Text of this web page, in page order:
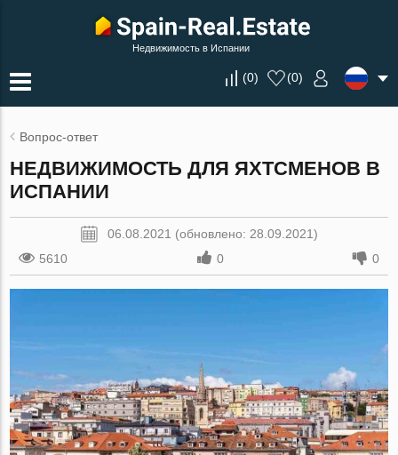
Недвижимость в Испании
(0) (0)
Вопрос-ответ
НЕДВИЖИМОСТЬ ДЛЯ ЯХТСМЕНОВ В
ИСПАНИИ
06.08.2021 (обновлено: 28.09.2021)
5610
0 0